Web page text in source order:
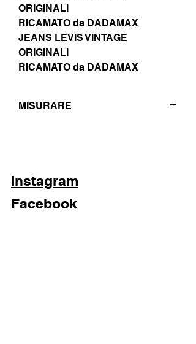
ORIGINALI
RICAMATO da DADAMAX
JEANS LEVIS VINTAGE
ORIGINALI
RICAMATO da DADAMAX
MISURARE
Instagram
Facebook